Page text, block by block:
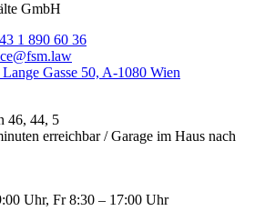
GmbH
1 890 60 36
Lange Gasse 50, A-1080 Wien
46, 44, 5
erreichbar / Garage im Haus nach
Uhr, Fr 8:30 – 17:00 Uhr